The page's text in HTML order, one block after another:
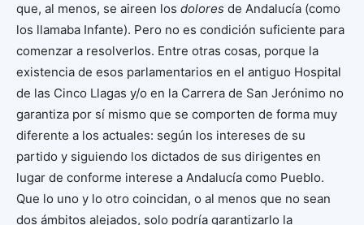
que, al menos, se aireen los dolores de Andalucía (como
los llamaba Infante). Pero no es condición suficiente para
comenzar a resolverlos. Entre otras cosas, porque la
existencia de esos parlamentarios en el antiguo Hospital
de las Cinco Llagas y/o en la Carrera de San Jerónimo no
garantiza por sí mismo que se comporten de forma muy
diferente a los actuales: según los intereses de su
partido y siguiendo los dictados de sus dirigentes en
lugar de conforme interese a Andalucía como Pueblo.
Que lo uno y lo otro coincidan, o al menos que no sean
dos ámbitos alejados, solo podría garantizarlo la